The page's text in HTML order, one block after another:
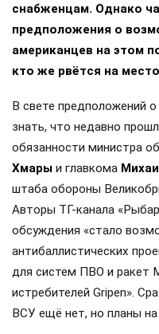
снабженцам. Однако
предположения о
американцев на этом
кто же рвётся на
В свете предположений
знать, что недавно
обязанности министра
Хмары и главкома
штаба обороны
Авторы ТГ-канала
обсуждения «стало
антибаллистических
для систем ПВО и ракет
истребителей Gripen».
ВСУ ещё нет, но планы на